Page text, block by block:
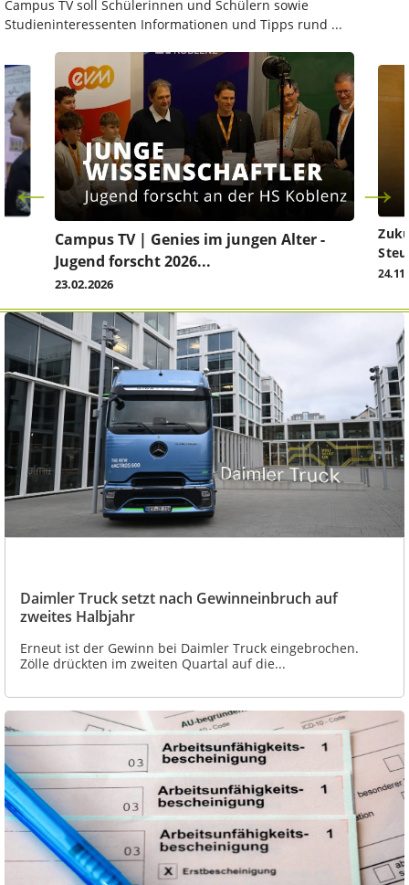
Campus TV soll Schülerinnen und Schülern sowie
Studieninteressenten Informationen und Tipps rund ...
Campus TV | Genies im jungen Alter -
Jugend forscht 2026...
23.02.2026
Daimler Truck setzt nach Gewinneinbruch auf
zweites Halbjahr
Erneut ist der Gewinn bei Daimler Truck eingebrochen.
Zölle drückten im zweiten Quartal auf die...